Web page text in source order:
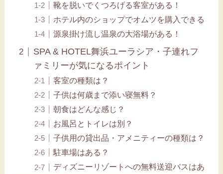
靴を脱いでくつろげる客室がある！
ホテル内のショップでオムツを購入できる
源泉掛け流し温泉の大浴場がある！
SPA & HOTEL舞浜ユーラシア・子連れフ
ァミリーが気になるポイント
客室の種類は？
子供は何歳まで添い寝無料？
朝食はどんな感じ？
お風呂とトイレは別？
子供用の貸出品・アメニティーの種類は？
駐車場はある？
ディズニーリゾートへの無料送迎バスはあ